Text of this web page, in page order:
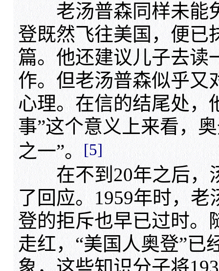
老汤普森同样未能
登既然飞往美国，便已
篇。他还建议儿子去读
作。但老汤普森似乎又
心理。在信的结尾处，
事”这个意义上来看，
之一”。
[5]
在不到20年之后，
了回应。1959年时，
登的拒斥也早已过时。
走红，“美国人奥登”已
象，这些知识分子将